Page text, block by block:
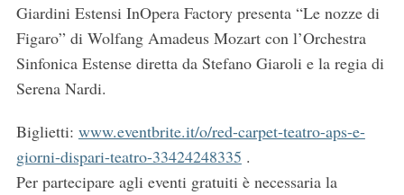
Giardini Estensi InOpera Factory presenta “Le nozze di
Figaro” di Wolfang Amadeus Mozart con l’Orchestra
Sinfonica Estense diretta da Stefano Giaroli e la regia di
Serena Nardi.
Biglietti: www.eventbrite.it/o/red-carpet-teatro-aps-e-
giorni-dispari-teatro-33424248335 .
Per partecipare agli eventi gratuiti è necessaria la